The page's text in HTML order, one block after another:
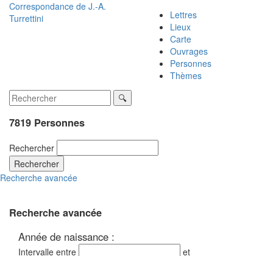
Correspondance de J.-A.
Turrettini
Lettres
Lieux
Carte
Ouvrages
Personnes
Thèmes
7819 Personnes
Rechercher
Rechercher
Recherche avancée
Recherche avancée
Année de naissance :
Intervalle entre et